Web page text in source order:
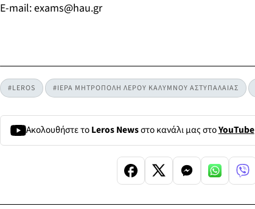
E-mail:exams@hau.gr
#LEROS #ΙΕΡΑ ΜΗΤΡΟΠΟΛΗ ΛΕΡΟΥ ΚΑΛΥΜΝΟΥ ΑΣΤΥΠΑΛΑΙΑΣ
Ακολουθήστε τοLeros Newsστο κανάλι μας στοYouTube